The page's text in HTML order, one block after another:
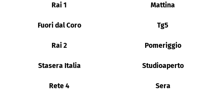
Rai 1 Mattina
Fuori dal Coro Tg5
Rai 2 Pomeriggio
Stasera Italia Studioaperto
Rete 4 Sera